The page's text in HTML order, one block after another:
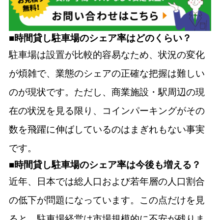
■時間貸し駐車場のシェア率はどのくらい？
駐車場は設置が比較的容易なため、状況の変化
が煩雑で、業態のシェアの正確な把握は難しい
のが現状です。ただし、商業施設・駅周辺の現
在の状況を見る限り、コインパーキングがその
数を飛躍に伸ばしているのはまぎれもない事実
です。
■時間貸し駐車場のシェア率は今後も増える？
近年、日本では総人口および若年層の人口割合
の低下が問題になっています。この点だけを見